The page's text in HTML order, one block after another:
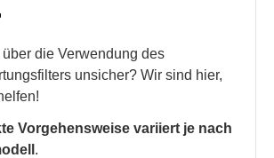
die Verwendung des
unsicher? Wir sind hier,
Vorgehensweise variiert je nach
.